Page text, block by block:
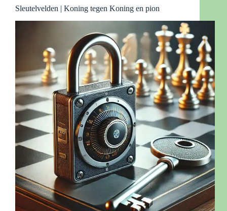
Sleutelvelden | Koning tegen Koning en pion